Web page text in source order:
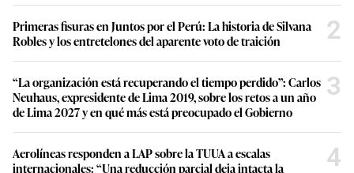
Primeras fisuras en Juntos por el Perú: La historia de Silvana
Robles y los entretelones del aparente voto de traición
2
“La organización está recuperando el tiempo perdido”: Carlos
Neuhaus, expresidente de Lima 2019, sobre los retos a un año
de Lima 2027 y en qué más está preocupado el Gobierno
3
Aerolíneas responden a LAP sobre la TUUA a escalas
internacionales: “Una reducción parcial deja intacta la
4